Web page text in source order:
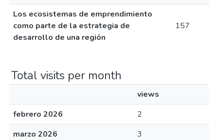
Los ecosistemas de emprendimiento
como parte de la estrategia de
desarrollo de una región
157
Total visits per month
views
febrero 2026
2
marzo 2026
3